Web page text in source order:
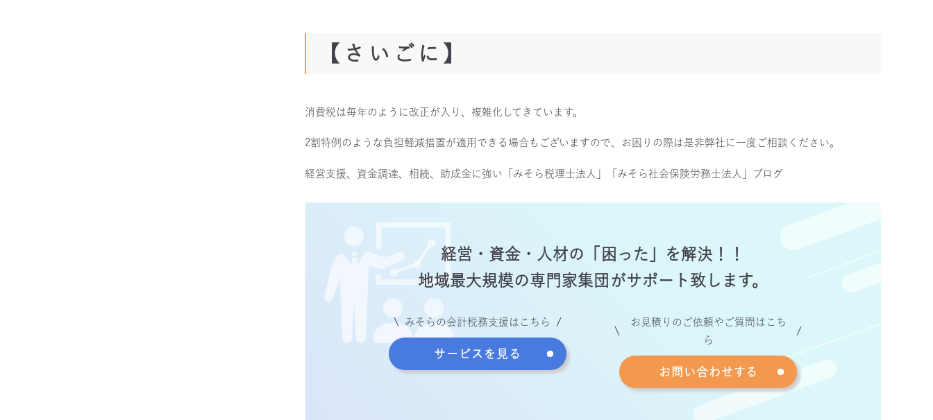
【さいごに】
消費税は毎年のように改正が入り、複雑化してきています。
2割特例のような負担軽減措置が適用できる場合もございますので、お困りの際は是非弊社に一度ご相談ください。
経営支援、資金調達、相続、助成金に強い「みそら税理士法人」「みそら社会保険労務士法人」ブログ
経営・資金・人材の
「困った」を解決！！
地域最大規模の専門家集団がサポート致します。
みそらの会計税務支援はこちら
サービスを見る
お見積りのご依頼やご質問はこち
ら
お問い合わせする